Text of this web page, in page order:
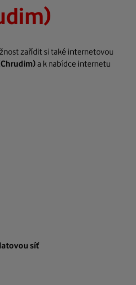
zařídit si také internetovou
a k nabídce internetu
síť